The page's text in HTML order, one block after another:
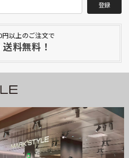
登録
円以上のご注文で
送料無料！